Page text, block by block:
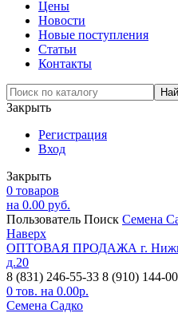
Цены
Новости
Новые поступления
Статьи
Контакты
Закрыть
Регистрация
Вход
Закрыть
0 товаров
на 0.00 руб.
Пользователь Поиск Семена
Наверх
ОПТОВАЯ ПРОДАЖА г.
д.20
8 (831) 246-55-33 8 (910) 144-
0 тов. на 0.00р.
Семена Садко